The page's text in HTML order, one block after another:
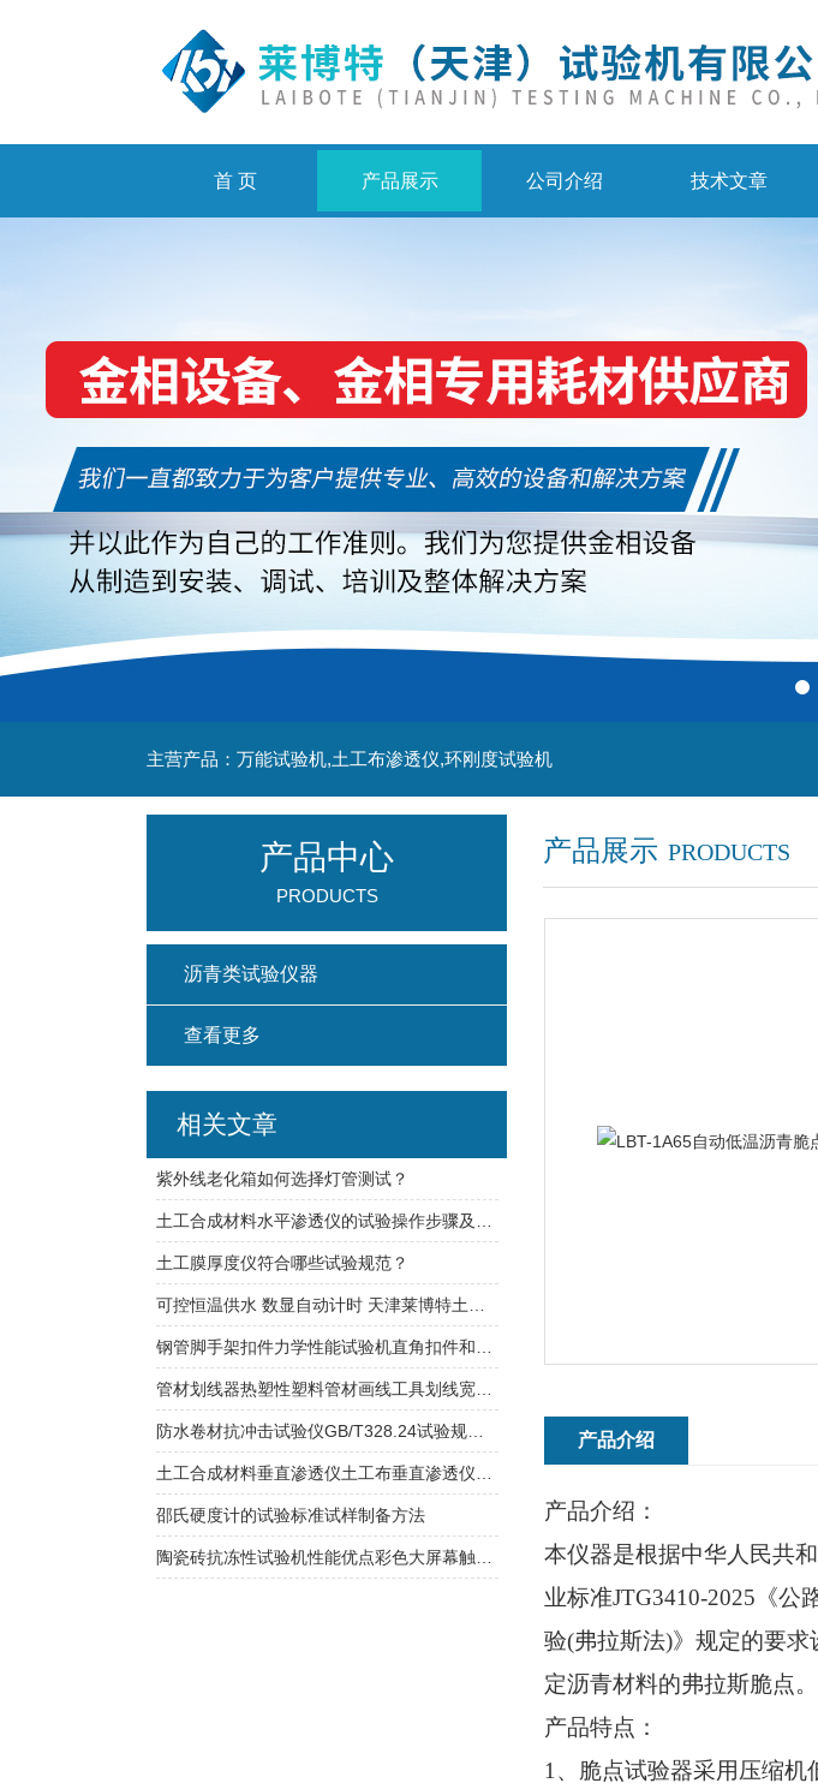
首 页 产品展示 公司介绍 技术文章
主营产品：万能试验机,土工布渗透仪,环刚度试验机
产品展示 PRODUCTS
产品介绍
产品介绍：
本仪器是根据中华人民共
业标准JTG3410-2025《公
验(弗拉斯法)》规定的要求
定沥青材料的弗拉斯脆点。
产品特点：
1、脆点试验器采用压缩机
产品中心
PRODUCTS
沥青类试验仪器
查看更多
相关文章
紫外线老化箱如何选择灯管测试？
土工膜厚度仪符合哪些试验规范？
管材划线器热塑性塑料管材画线工具划线宽度说明
防水卷材抗冲击试验仪GB/T328.24试验规范介绍
邵氏硬度计的试验标准试样制备方法